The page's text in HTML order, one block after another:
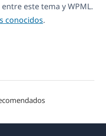
este tema y WPML.
conocidos.